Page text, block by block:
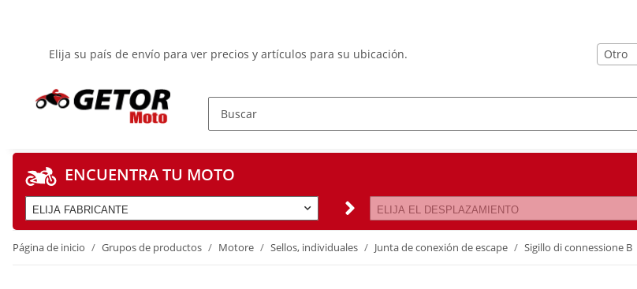
Elija su país de envío para ver precios y artículos para su ubicación. Otro
ENCUENTRA TU MOTO
ELIJA FABRICANTE ELIJA EL DESPLAZAMIENTO
Página de inicio Grupos de productos Motore Sellos, individuales Junta de conexión de escape Sigillo di connessione B